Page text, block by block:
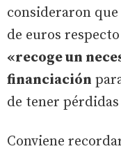
consideraron
de euros
«recoge un
financiación
de tener
Conviene